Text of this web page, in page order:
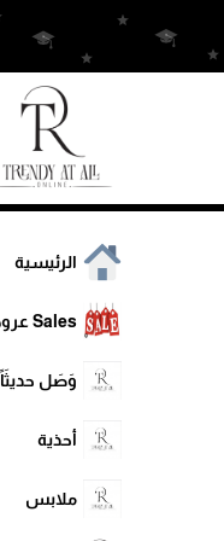
الرئيسية
Sales عروض ما تفوتكم
وَصَل حديثَاً
أحذية
ملابس